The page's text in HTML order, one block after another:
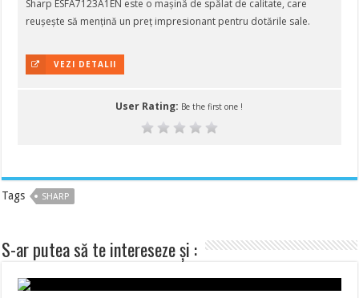
Sharp ESFA7123A1EN este o mașină de spălat de calitate, care
reușește să mențină un preț impresionant pentru dotările sale.
VEZI DETALII
User Rating: Be the first one !
Tags SHARP
S-ar putea să te intereseze și :